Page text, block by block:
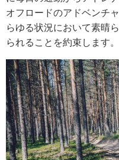
オフロードのアドベンチ
らゆる状況において素晴
られることを約束します。